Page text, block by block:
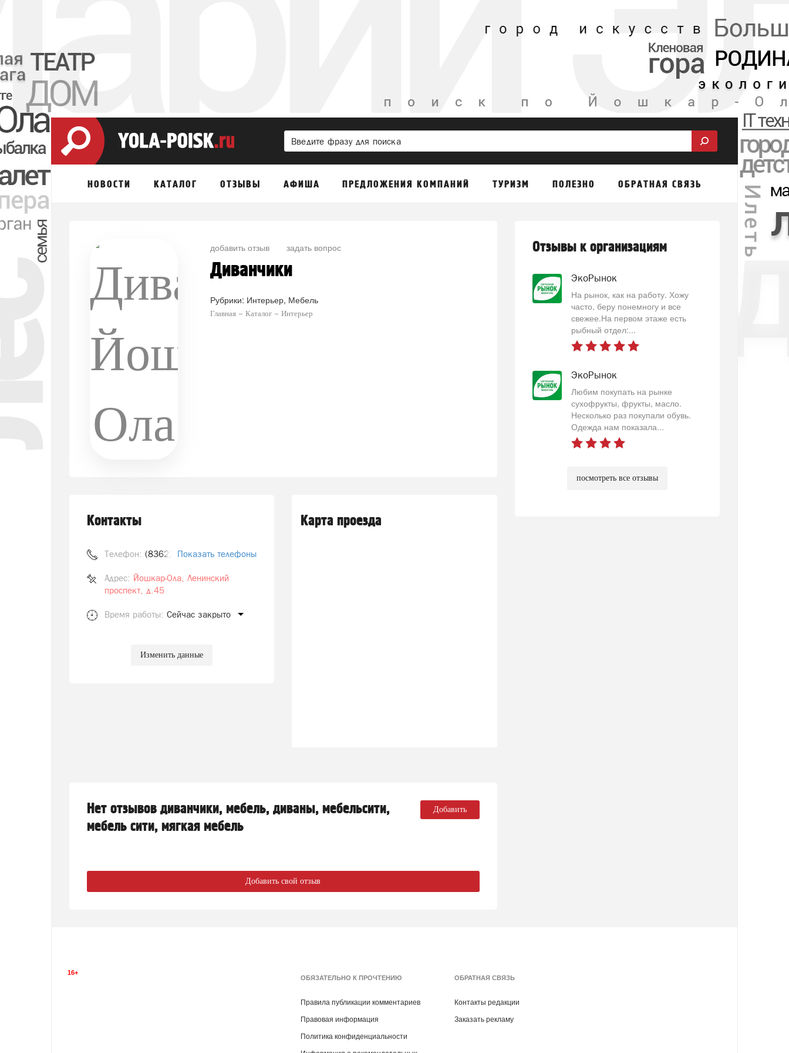
НОВОСТИ КАТАЛОГ ОТЗЫВЫ АФИША ПРЕДЛОЖЕНИЯ КОМПАНИЙ ТУРИЗМ ПОЛЕЗНО ОБРАТНАЯ СВЯЗЬ
добавить отзыв задать вопрос
Диванчики
Рубрики: Интерьер Мебель
Главная Каталог Интерьер
Контакты
Телефон: (8362) 252-182Показать телефоны
Адрес: Йошкар-Ола, Ленинский
проспект, д.45
Время работы: Сейчас закрыто
Изменить данные
Карта проезда
Нет отзывов диванчики, мебель, диваны, мебельсити,
мебель сити, мягкая мебель
Добавить
Добавить свой отзыв
Отзывы к организациям
ЭкоРынок
На рынок, как на работу. Хожу
часто, беру понемногу и все
свежее.На первом этаже есть
рыбный отдел:...
ЭкоРынок
Любим покупать на рынке
сухофрукты, фрукты, масло.
Несколько раз покупали обувь.
Одежда нам показала...
посмотреть все отзывы
16+
ОБЯЗАТЕЛЬНО К ПРОЧТЕНИЮ
Правила публикации комментариев
Правовая информация
Политика конфиденциальности
ОБРАТНАЯ СВЯЗЬ
Контакты редакции
Заказать рекламу